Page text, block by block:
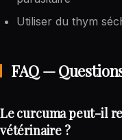
Utiliser du thym
FAQ —
Le curcuma peut-il
vétérinaire ?